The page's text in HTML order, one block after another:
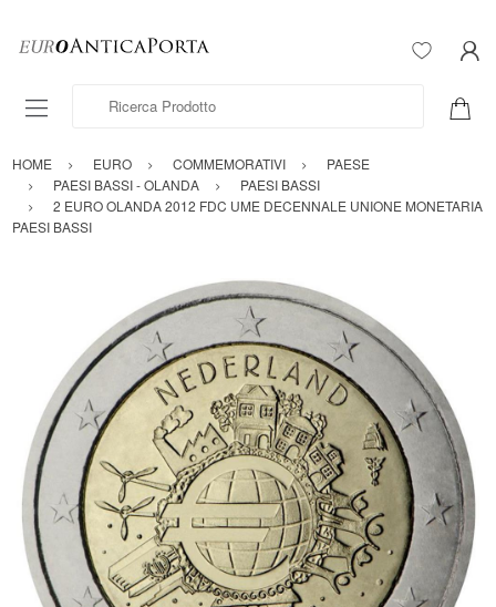
Ricerca Prodotto
HOME EURO COMMEMORATIVI
PAESE
PAESI BASSI - OLANDA
PAESI BASSI
2 EURO OLANDA 2012 FDC UME DECENNALE UNIONE MONETARIA
PAESI BASSI